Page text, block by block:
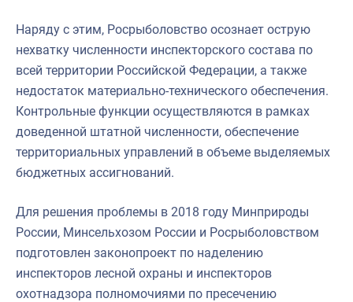
Наряду с этим, Росрыболовство осознает острую
нехватку численности инспекторского состава по
всей территории Российской Федерации, а также
недостаток материально-технического обеспечения.
Контрольные функции осуществляются в рамках
доведенной штатной численности, обеспечение
территориальных управлений в объеме выделяемых
бюджетных ассигнований.
Для решения проблемы в 2018 году Минприроды
России, Минсельхозом России и Росрыболовством
подготовлен законопроект по наделению
инспекторов лесной охраны и инспекторов
охотнадзора полномочиями по пресечению